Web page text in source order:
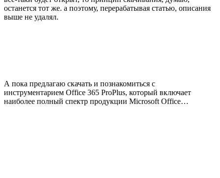
останется тот же. а поэтому, перерабатывая статью, описания
выше не удалял.
А пока предлагаю скачать и познакомиться с
инструментарием Office 365 ProPlus, который включает
наиболее полный спектр продукции Microsoft Office…